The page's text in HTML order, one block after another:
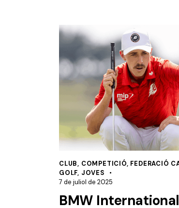
CLUB, COMPETICIÓ, FEDERACIÓ
GOLF, JOVES
7 de juliol de 2025
BMW